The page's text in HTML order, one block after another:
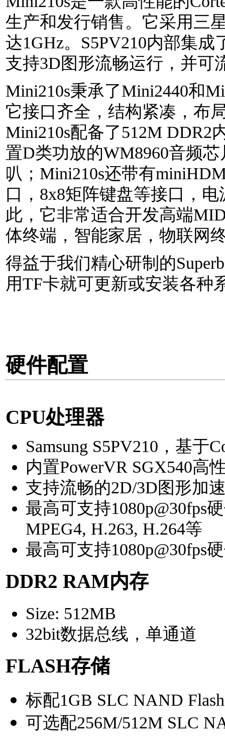
生产和发行销售。它采用三
达1GHz。S5PV210内部集成
支持3D图形流畅运行，并可
Mini210s秉承了Mini2440和
它接口齐全，结构紧凑，布
Mini210s配备了512M DDR2
置D类功放的WM8960音频
叭；Mini210s还带有
口，8x8矩阵键盘等接口，
此，它非常适合开发高端
体终端，智能家居，物联网
得益于我们精心研制的
用TF卡就可更新或安装各种
硬件配置
CPU处理器
Samsung S5PV210，基于
内置PowerVR SGX540高
支持流畅的2D/3D图形加
最高可支持1080p@30fps
MPEG4, H.263, H.264等
最高可支持1080p@30fps
DDR2 RAM内存
Size: 512MB
32bit数据总线，单通道
FLASH存储
标配1GB SLC NAND Flash
可选配256M/512M SLC